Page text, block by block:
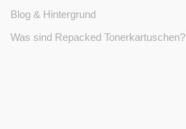
Blog & Hintergrund
Was sind Repacked Tonerkartuschen?